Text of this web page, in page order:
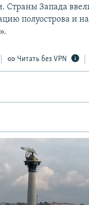
Страны Запада
полуострова и
Читать без VPN